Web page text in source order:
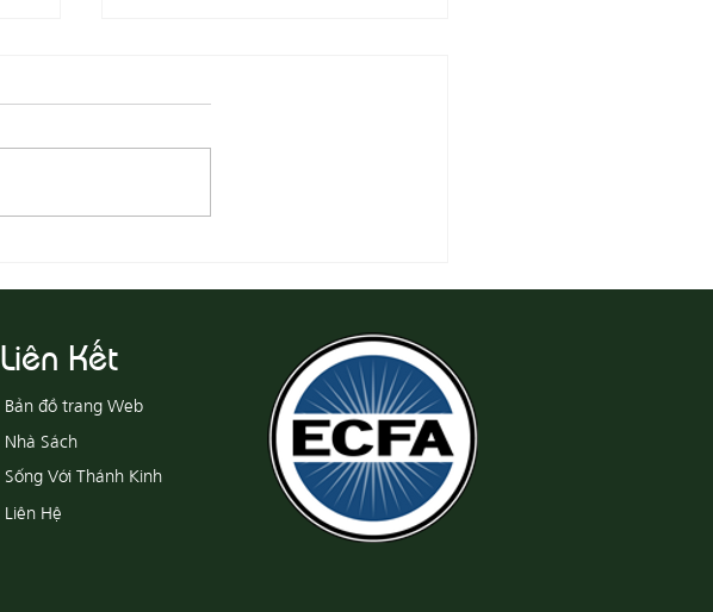
Liên Kết
Bản đồ trang Web
Nhà Sách
Sống Với Thánh Kinh
Liên Hệ